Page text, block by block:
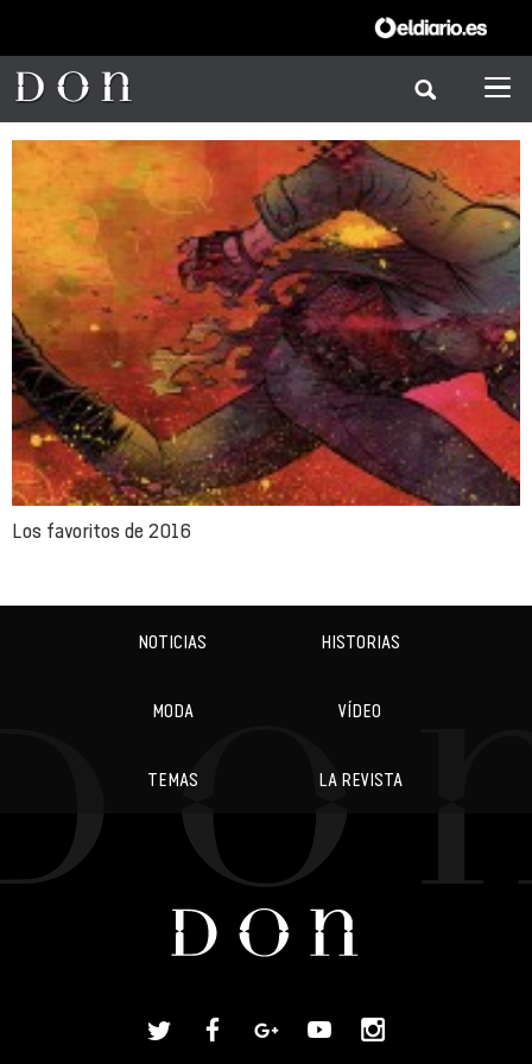
Los favoritos de 2016
NOTICIAS HISTORIAS
MODA VÍDEO
TEMAS LA REVISTA